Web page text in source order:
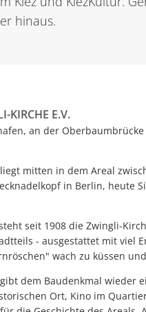
hinaus.
KIRCHE E.V.
an der
mitten in dem Areal
in Berlin,
seit 1908 die Zwingli-
- ausgestattet mit viel
wach zu küssen
dem Baudenkmal
Ort, Kino im